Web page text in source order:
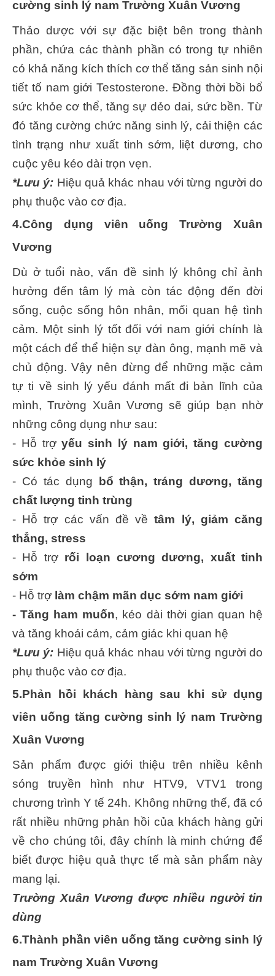
cường sinh lý nam Trường Xuân Vương
Thảo dược với sự đặc biệt bên trong thành
phần, chứa các thành phần có trong tự nhiên
có khả năng kích thích cơ thể tăng sản sinh nội
tiết tố nam giới Testosterone. Đồng thời bồi bổ
sức khỏe cơ thể, tăng sự dẻo dai, sức bền. Từ
đó tăng cường chức năng sinh lý, cải thiện các
tình trạng như xuất tinh sớm, liệt dương, cho
cuộc yêu kéo dài trọn vẹn.
*Lưu ý: Hiệu quả khác nhau với từng người do
phụ thuộc vào cơ địa.
4.Công dụng viên uống Trường Xuân
Vương
Dù ở tuổi nào, vấn đề sinh lý không chỉ ảnh
hưởng đến tâm lý mà còn tác động đến đời
sống, cuộc sống hôn nhân, mối quan hệ tình
cảm. Một sinh lý tốt đối với nam giới chính là
một cách để thể hiện sự đàn ông, mạnh mẽ và
chủ động. Vậy nên đừng để những mặc cảm
tự ti về sinh lý yếu đánh mất đi bản lĩnh của
mình, Trường Xuân Vương sẽ giúp bạn nhờ
những công dụng như sau:
- Hỗ trợyếu sinh lý nam giới, tăng cường
sức khỏe sinh lý
- Có tác dụng
bổ thận, tráng dương, tăng
chất lượng tinh trùng
- Hỗ trợ các vấn đề vềtâm lý, giảm căng
thẳng, stress
- Hỗ trợ rối
loạn cương dương, xuất tinh
sớm
- Hỗ trợ làm chậm mãn dục sớm nam giới
- Tăng ham muốn, kéo dài thời gian quan hệ
và tăng khoái cảm, cảm giác khi quan hệ
*Lưu ý: Hiệu quả khác nhau với từng người do
phụ thuộc vào cơ địa.
5.Phản hồi khách hàng sau khi sử dụng
viên uống tăng cường sinh lý nam Trường
Xuân Vương
Sản phẩm được giới thiệu trên nhiều kênh
sóng truyền hình như HTV9, VTV1 trong
chương trình Y tế 24h. Không những thế, đã có
rất nhiều những phản hồi của khách hàng gửi
về cho chúng tôi, đây chính là minh chứng để
biết được hiệu quả thực tế mà sản phẩm này
mang lại.
Trường Xuân Vương được nhiều người tin
dùng
6.Thành phần viên uống tăng cường sinh lý
nam Trường Xuân Vương